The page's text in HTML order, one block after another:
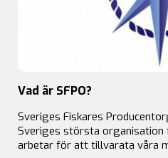
Vad är SFPO?
Sveriges Fiskares
Sveriges största organisation
arbetar för att tillvarata våra